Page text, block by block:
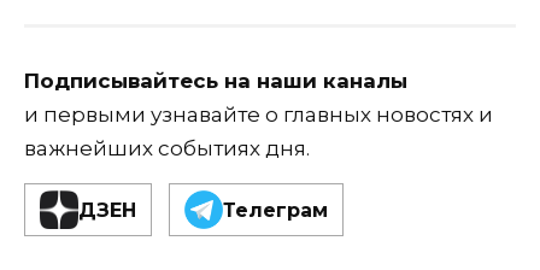
Подписывайтесь на наши каналы
и первыми узнавайте о главных новостях и
важнейших событиях дня.
ДЗЕН Телеграм